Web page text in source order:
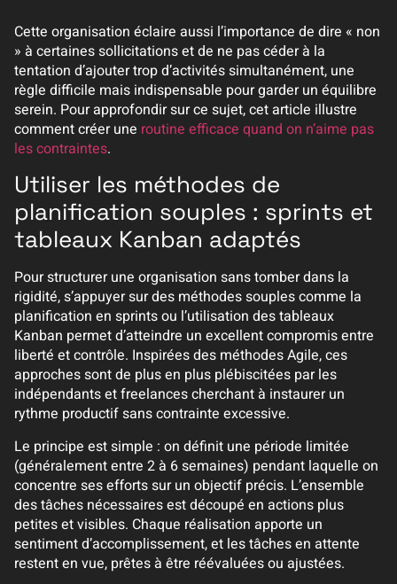
Cette organisation éclaire aussi l’importance de dire « non
» à certaines sollicitations et de ne pas céder à la
tentation d’ajouter trop d’activités simultanément, une
règle difficile mais indispensable pour garder un équilibre
serein. Pour approfondir sur ce sujet, cet article illustre
comment créer une routine efficace quand on n’aime pas
les contraintes.
Utiliser les méthodes de
planification souples : sprints et
tableaux Kanban adaptés
Pour structurer une organisation sans tomber dans la
rigidité, s’appuyer sur des méthodes souples comme la
planification en sprints ou l’utilisation des tableaux
Kanban permet d’atteindre un excellent compromis entre
liberté et contrôle. Inspirées des méthodes Agile, ces
approches sont de plus en plus plébiscitées par les
indépendants et freelances cherchant à instaurer un
rythme productif sans contrainte excessive.
Le principe est simple : on définit une période limitée
(généralement entre 2 à 6 semaines) pendant laquelle on
concentre ses efforts sur un objectif précis. L’ensemble
des tâches nécessaires est découpé en actions plus
petites et visibles. Chaque réalisation apporte un
sentiment d’accomplissement, et les tâches en attente
restent en vue, prêtes à être réévaluées ou ajustées.